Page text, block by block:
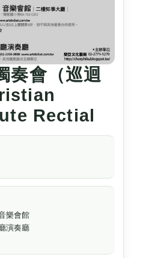
奏會（巡迴
Rectial
樂會館
演奏廳